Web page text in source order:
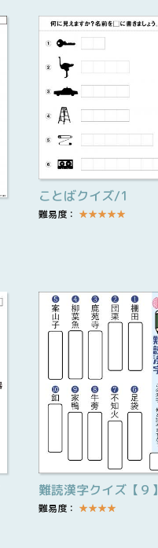
ことばクイズ/1
難易度： ★★★★★
難読漢字クイズ【９】
難易度： ★★★★